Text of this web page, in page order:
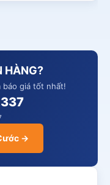
HÀNG?
báo giá tốt nhất!
→